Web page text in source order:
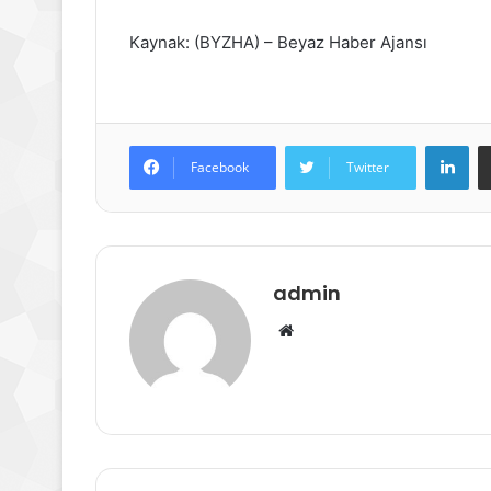
Kaynak: (BYZHA) – Beyaz Haber Ajansı
Facebook Twitter
admin
Web